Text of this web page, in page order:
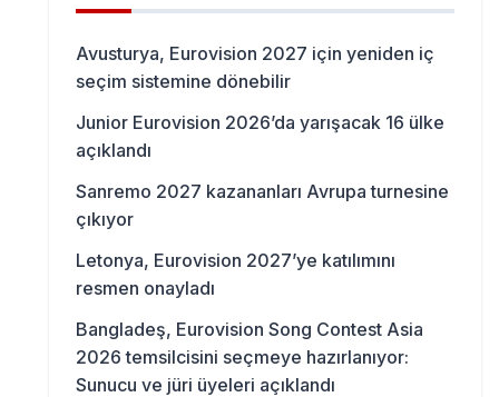
Avusturya, Eurovision 2027 için yeniden iç
seçim sistemine dönebilir
Junior Eurovision 2026’da yarışacak 16 ülke
açıklandı
Sanremo 2027 kazananları Avrupa turnesine
çıkıyor
Letonya, Eurovision 2027’ye katılımını
resmen onayladı
Bangladeş, Eurovision Song Contest Asia
2026 temsilcisini seçmeye hazırlanıyor:
Sunucu ve jüri üyeleri açıklandı